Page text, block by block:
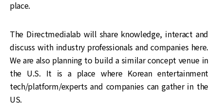
place.
The Directmedialab will share knowledge, interact and
discuss with industry professionals and companies here.
We are also planning to build a similar concept venue in
the U.S. It is a place where Korean entertainment
tech/platform/experts and companies can gather in the
US.